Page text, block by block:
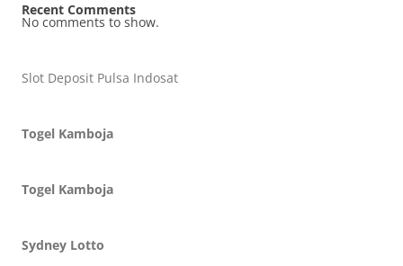
Recent Comments
No comments to show.
Slot Deposit Pulsa Indosat
Togel Kamboja
Togel Kamboja
Sydney Lotto